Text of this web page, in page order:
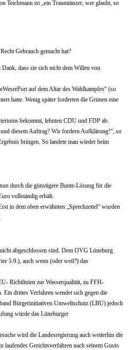
Teichmann ist „ein Traumtänzer, wer glaubt, so
Gebrauch gemacht hat?
dass sie sich nicht dem Willen von
auf dem Altar des Wahlkampfes“ (so
hatte. Wenig später forderten die Grünen eine
bekommt, lehnten CDU und FDP ab.
und diesem Auftrag? Wir fordern Aufklärung!“, so
bringen. So landete man wieder beim
durch die günstigere Bunte-Lösung für die
vollständig erhält.
in dem oben erwähnten „Sprechzettel“ wurden
abgeschlossen sind. Dem OVG Lüneburg
5.9.), auch wenn (oder weil?) das
Richtlinien zur Wasserqualität, zu FFH-
drittes Verfahren wendet sich gegen die
Bürgerinitiativen Umweltschutz (LBU) jedoch
würde das Lüneburger
wird die Landesregierung auch weiterhin die
Gerichtsverfahren nach seinem Gusto